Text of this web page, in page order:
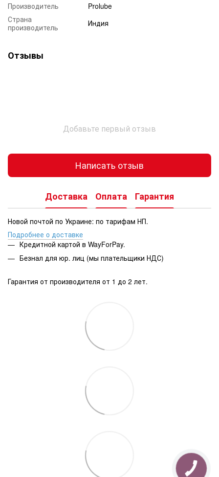
Производитель
Prolube
Страна
производитель
Индия
Отзывы
Добавьте первый отзыв
Написать отзыв
Доставка Оплата Гарантия
Новой почтой по Украине: по тарифам НП.
Подробнее о доставке
Кредитной картой в WayForPay.
Безнал для юр. лиц (мы плательщики НДС)
Гарантия от производителя от 1 до 2 лет.